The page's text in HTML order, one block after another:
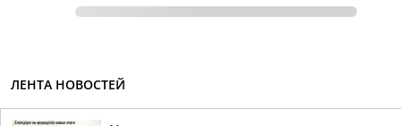
ЛЕНТА НОВОСТЕЙ